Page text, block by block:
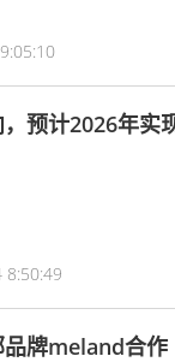
预计2026年实
品牌meland合作